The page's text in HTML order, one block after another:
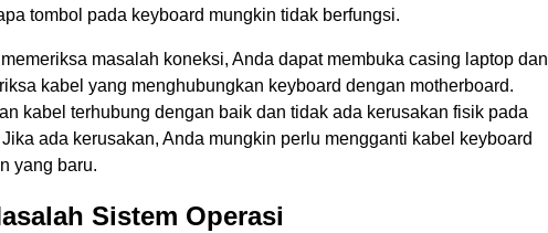
tombol pada keyboard mungkin tidak berfungsi.
masalah koneksi, Anda dapat membuka casing laptop dan
kabel yang menghubungkan keyboard dengan motherboard.
kabel terhubung dengan baik dan tidak ada kerusakan fisik pada
Jika ada kerusakan, Anda mungkin perlu mengganti kabel keyboard
yang baru.
Sistem Operasi